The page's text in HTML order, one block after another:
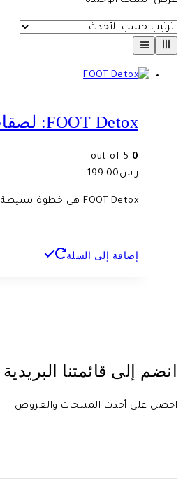
FOOT Detox: لصقات طبيعية لتعب القدمين والأرق
0
ر.س 199.00
FOOT Detox هي خطوة بسيطة نحو حياة أكثر صحة وسعادة. جربها الآن وشعر بالفرق! استيقظ كل صباح تشعر بالانتعاش والحيوية، وتمتع بحياة مليئة بالنشاط والطاقة.
إضافة إلى السلة
انضم إلى قائمتنا
احصل على أحدث المنتجات والعروض